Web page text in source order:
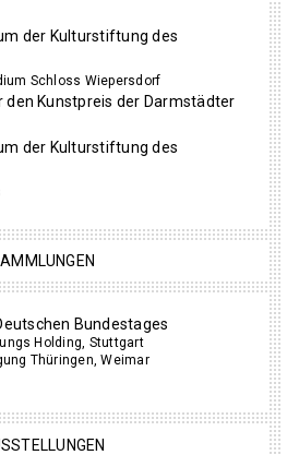
der Kulturstiftung des
Schloss Wiepersdorf
Kunstpreis der Darmstädter
der Kulturstiftung des
Bundestages
Holding, Stuttgart
Thüringen, Weimar